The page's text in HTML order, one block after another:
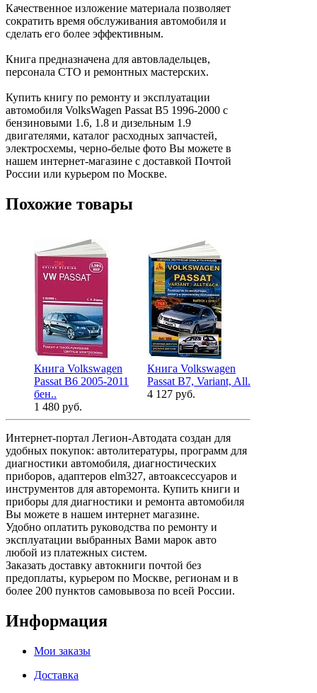
Качественное изложение материала позволяет
сократить время обслуживания автомобиля и
сделать его более эффективным.
Книга предназначена для автовладельцев,
персонала СТО и ремонтных мастерских.
Купить книгу по ремонту и эксплуатации
автомобиля VolksWagen Passat В5 1996-2000 с
бензиновыми 1.6, 1.8 и дизельным 1.9
двигателями, каталог расходных запчастей,
электросхемы, черно-белые фото Вы можете в
нашем интернет-магазине с доставкой Почтой
России или курьером по Москве.
Похожие товары
Книга Volkswagen
Passat В6 2005-2011
бен..
1 480 руб.
Книга Volkswagen
Passat B7, Variant, All..
4 127 руб.
Интернет-портал Легион-Автодата создан для
удобных покупок: автолитературы, программ для
диагностики автомобиля, диагностических
приборов, адаптеров elm327, автоаксессуаров и
инструментов для авторемонта. Купить книги и
приборы для диагностики и ремонта автомобиля
Вы можете в нашем интернет магазине.
Удобно оплатить руководства по ремонту и
эксплуатации выбранных Вами марок авто
любой из платежных систем.
Заказать доставку автокниги почтой без
предоплаты, курьером по Москве, регионам и в
более 200 пунктов самовывоза по всей России.
Информация
Мои заказы
Доставка